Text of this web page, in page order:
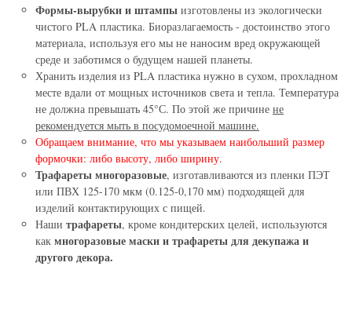
Формы-вырубки и штампы изготовлены из экологически
чистого PLA пластика. Биоразлагаемость - достоинство этого
материала, используя его мы не наносим вред окружающей
среде и заботимся о будущем нашей планеты.
Хранить изделия из PLA пластика нужно в сухом, прохладном
месте вдали от мощных источников света и тепла. Температура
не должна превышать 45°С. По этой же причине не
рекомендуется мыть в посудомоечной машине.
Обращаем внимание, что мы указываем наибольший размер
формочки: либо высоту, либо ширину.
Трафареты многоразовые, изготавливаются из пленки ПЭТ
или ПВХ 125-170 мкм (0.125-0,170 мм) подходящей для
изделий контактирующих с пищей.
Наши трафареты, кроме кондитерских целей, используются
как многоразовые маски и трафареты для декупажа и
другого декора.